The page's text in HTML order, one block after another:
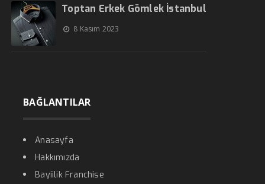
Toptan Erkek Gömlek İstanbul
8 Kasım 2023
BAĞLANTILAR
Anasayfa
Hakkımızda
Bayiilik Franchise